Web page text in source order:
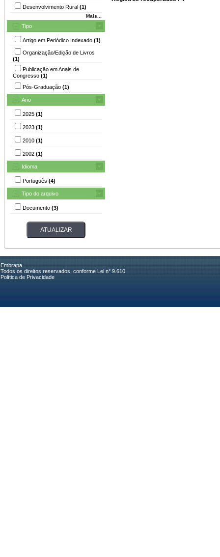
Desenvolvimento Rural (1)
Mais...
Tipo
Artigo em Periódico Indexado (1)
Organização/Edição de Livros
(1)
Publicação em Anais de
Congresso (1)
Pós-Graduação (1)
Ano
2025 (1)
2023 (1)
2010 (1)
2002 (1)
Idioma
Português (4)
Tipo do arquivo
Documento (3)
Embrapa
Todos os direitos reservados, conforme Lei n° 9.610
Política de Privacidade